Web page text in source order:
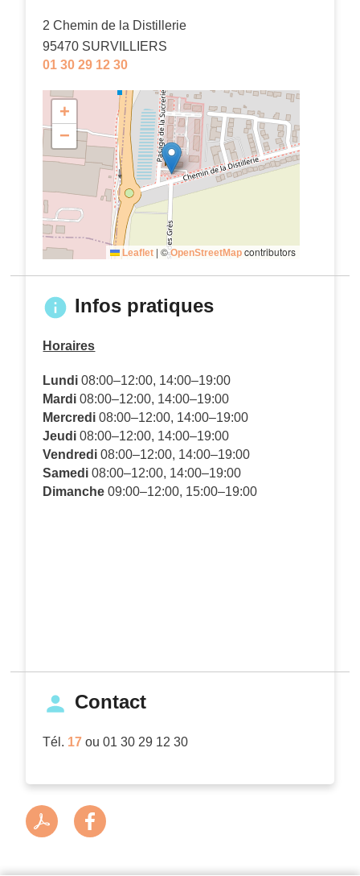
2 Chemin de la Distillerie
95470 SURVILLIERS
01 30 29 12 30
+
−
Leaflet | ©OpenStreetMap contributors
Infos pratiques
Horaires
Lundi08:00–12:00, 14:00–19:00
Mardi08:00–12:00, 14:00–19:00
Mercredi 08:00–12:00, 14:00–19:00
Jeudi08:00–12:00, 14:00–19:00
Vendredi 08:00–12:00, 14:00–19:00
Samedi 08:00–12:00, 14:00–19:00
Dimanche09:00–12:00, 15:00–19:00
Contact
Tél. 17 ou 01 30 29 12 30